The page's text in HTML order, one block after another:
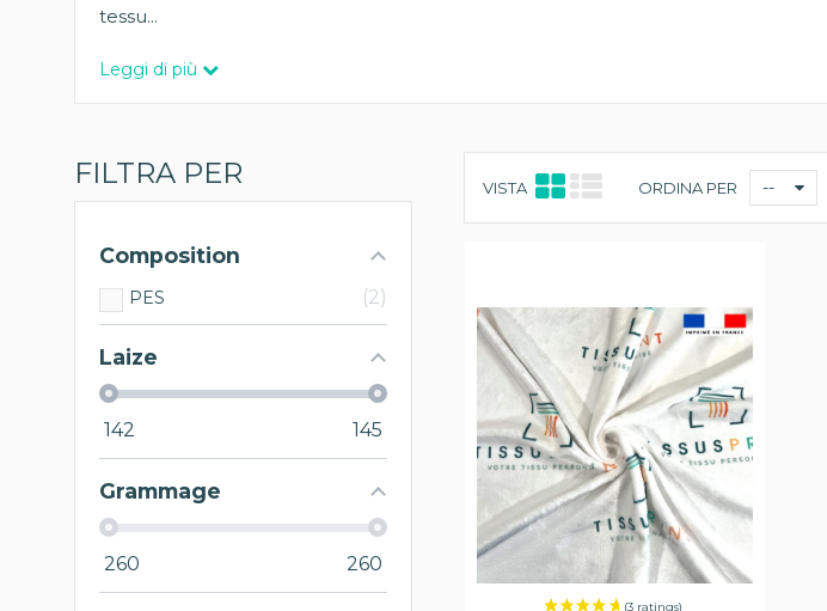
tessu...
Leggi di più
FILTRA PER
Composition
PES 2
Laize
142 145
Grammage
260 260
VISTA ORDINA PER --